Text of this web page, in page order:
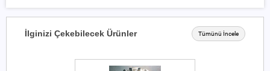
İlginizi Çekebilecek Ürünler Tümünü İncele